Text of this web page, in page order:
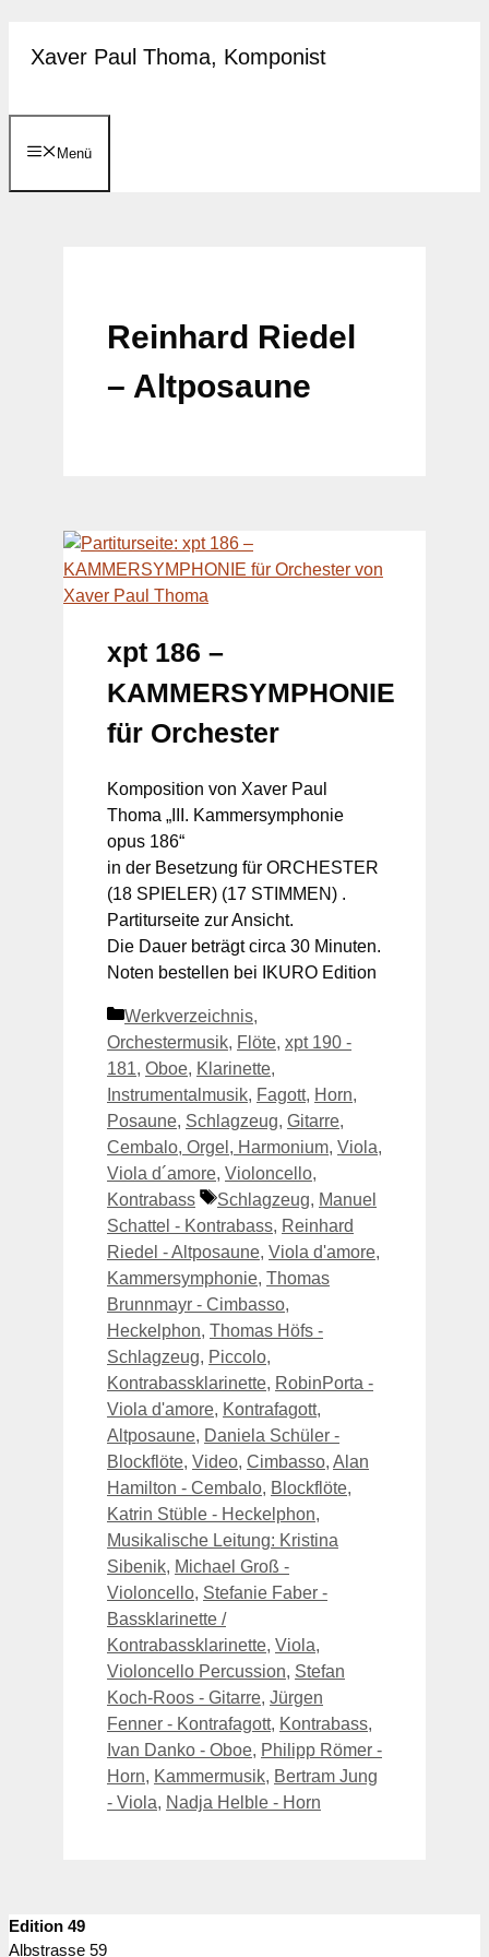
InhaltXaver Paul Thoma, Komponist
Menü
Reinhard Riedel
– Altposaune
xpt 186 –
KAMMERSYMPHONIE
für Orchester
Komposition von Xaver Paul
Thoma „III. Kammersymphonie
opus 186“
in der Besetzung für ORCHESTER
(18 SPIELER) (17 STIMMEN) .
Partiturseite zur Ansicht.
Die Dauer beträgt circa 30 Minuten.
Noten bestellen bei IKURO Edition
Kategorien
Werkverzeichnis,
Orchestermusik, Flöte, xpt 190 -
181, Oboe, Klarinette,
Instrumentalmusik, Fagott, Horn,
Posaune, Schlagzeug, Gitarre,
Cembalo, Orgel, Harmonium, Viola,
Viola d´amore, Violoncello,
Kontrabass
Schlagwörter
Schlagzeug, Manuel
Schattel - Kontrabass, Reinhard
Riedel - Altposaune, Viola d'amore,
Kammersymphonie, Thomas
Brunnmayr - Cimbasso,
Heckelphon, Thomas Höfs -
Schlagzeug, Piccolo,
Kontrabassklarinette, RobinPorta -
Viola d'amore, Kontrafagott,
Altposaune, Daniela Schüler -
Blockflöte, Video, Cimbasso, Alan
Hamilton - Cembalo, Blockflöte,
Katrin Stüble - Heckelphon,
Musikalische Leitung: Kristina
Sibenik, Michael Groß -
Violoncello, Stefanie Faber -
Bassklarinette /
Kontrabassklarinette, Viola,
Violoncello Percussion, Stefan
Koch-Roos - Gitarre, Jürgen
Fenner - Kontrafagott, Kontrabass,
Ivan Danko - Oboe, Philipp Römer -
Horn, Kammermusik, Bertram Jung
- Viola, Nadja Helble - Horn
Edition 49
Albstrasse 59